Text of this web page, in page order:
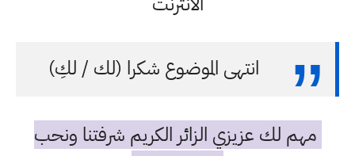
انتهى الموضوع شكرا (لك / لكِ)
مهم لك عزيزي الزائر الكريم شرفتنا ونحب